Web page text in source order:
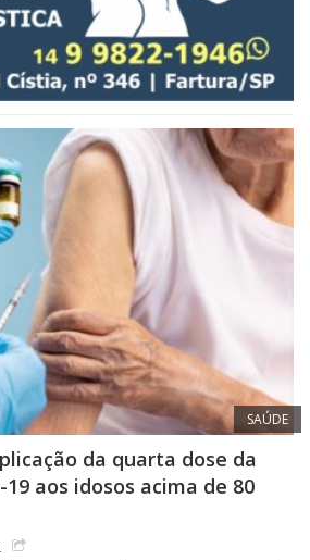
SAÚDE
da quarta dose da
aos idosos acima de 80